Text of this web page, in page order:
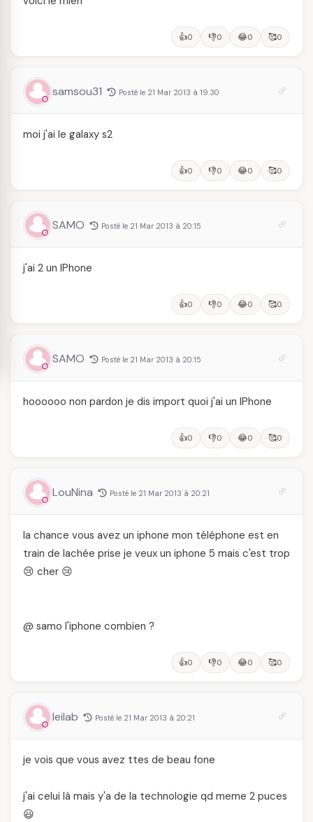
👍0 👎0 😂0 🥰0
samsou31 Posté le 21 Mar 2013 à 19:30
moi j'ai le galaxy s2
👍0 👎0 😂0 🥰0
SAMO Posté le 21 Mar 2013 à 20:15
j'ai 2 un IPhone
👍0 👎0 😂0 🥰0
SAMO Posté le 21 Mar 2013 à 20:15
hoooooo non pardon je dis import quoi j'ai un IPhone
👍0 👎0 😂0 🥰0
LouNina Posté le 21 Mar 2013 à 20:21
la chance vous avez un iphone mon téléphone est en
train de lachée prise je veux un iphone 5 mais c'est trop
😢 cher 😢
@ samo l'iphone combien ?
👍0 👎0 😂0 🥰0
leilab Posté le 21 Mar 2013 à 20:21
je vois que vous avez ttes de beau fone
j'ai celui là mais y'a de la technologie qd meme 2 puces
😃